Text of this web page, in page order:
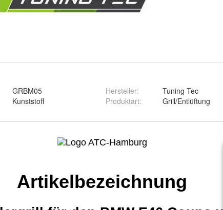
GRBM05
Kunststoff
Hersteller:
Tuning Tec
Produktart: Grill/Entlüftung